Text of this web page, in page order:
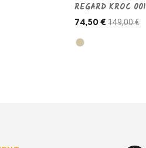
REGARD KROC 001
74,50 € 149,00 €